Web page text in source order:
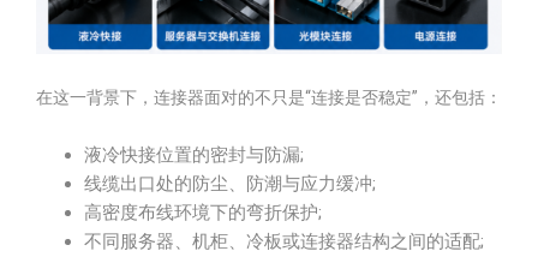
在这一背景下，连接器面对的不只是“连接是否稳定”，还包括：
液冷快接位置的密封与防漏;
线缆出口处的防尘、防潮与应力缓冲;
高密度布线环境下的弯折保护;
不同服务器、机柜、冷板或连接器结构之间的适配;